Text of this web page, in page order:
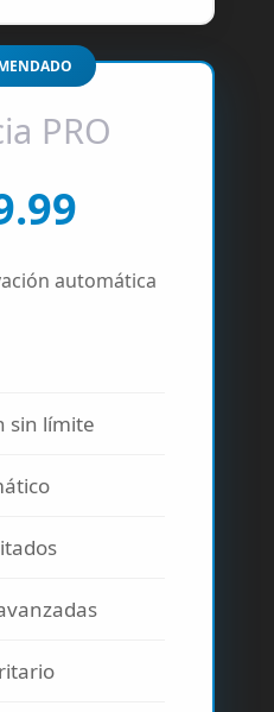
PRO
automática
sin límite